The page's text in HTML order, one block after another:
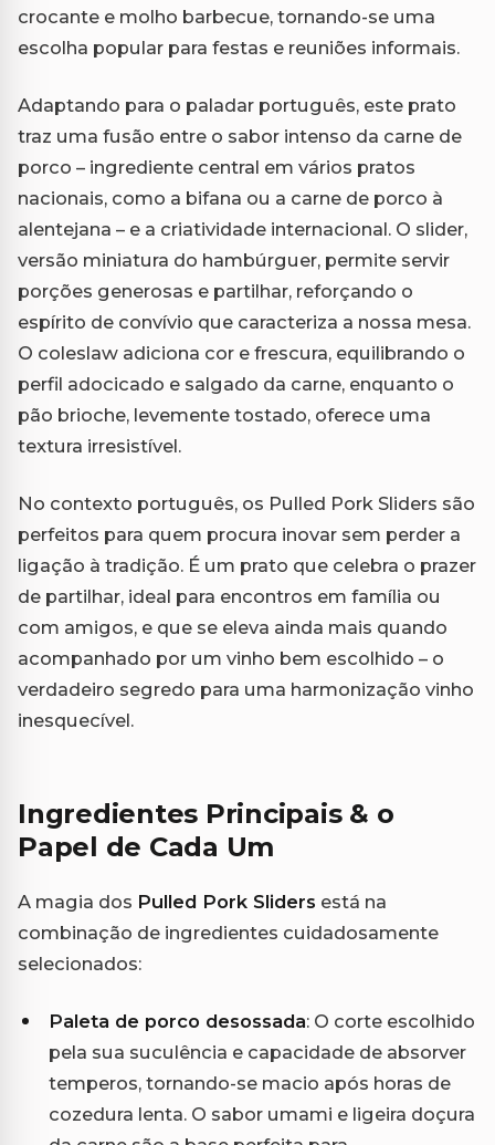
crocante e molho barbecue, tornando-se uma
escolha popular para festas e reuniões informais.
Adaptando para o paladar português, este prato
traz uma fusão entre o sabor intenso da carne de
porco – ingrediente central em vários pratos
nacionais, como a bifana ou a carne de porco à
alentejana – e a criatividade internacional. O slider,
versão miniatura do hambúrguer, permite servir
porções generosas e partilhar, reforçando o
espírito de convívio que caracteriza a nossa mesa.
O coleslaw adiciona cor e frescura, equilibrando o
perfil adocicado e salgado da carne, enquanto o
pão brioche, levemente tostado, oferece uma
textura irresistível.
No contexto português, os Pulled Pork Sliders são
perfeitos para quem procura inovar sem perder a
ligação à tradição. É um prato que celebra o prazer
de partilhar, ideal para encontros em família ou
com amigos, e que se eleva ainda mais quando
acompanhado por um vinho bem escolhido – o
verdadeiro segredo para uma harmonização vinho
inesquecível.
Ingredientes Principais & o
Papel de Cada Um
A magia dos Pulled Pork Sliders está na
combinação de ingredientes cuidadosamente
selecionados:
Paleta de porco desossada: O corte escolhido
pela sua suculência e capacidade de absorver
temperos, tornando-se macio após horas de
cozedura lenta. O sabor umami e ligeira doçura